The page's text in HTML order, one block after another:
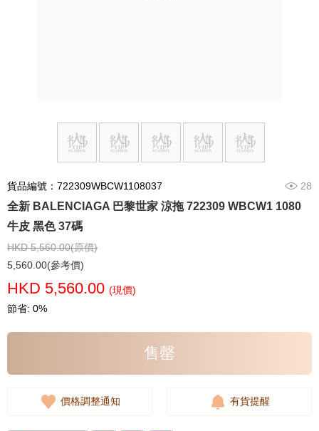
貨品編號：722309WBCW1108037 28
全新 BALENCIAGA 巴黎世家 涼拖 722309 WBCW1 1080
牛皮 黑色 37碼
HKD 5,560.00(原價)
5,560.00(參考價)
HKD 5,560.00 (現價)
節省: 0%
售罄
價格調整通知 有貨提醒